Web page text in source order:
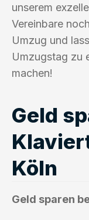
unserem
Vereinbare
Umzug und
Umzugstag zu
machen!
Geld
Köln
Geld sparen